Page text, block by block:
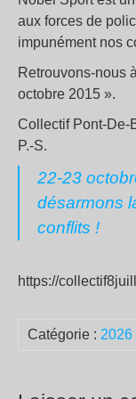
aux forces de
impunément nos
Retrouvons-nous
octobre 2015 ».
Collectif Pont-De-
P.-S.
22-23
désarmons
conflits !
https://
Catégorie : 2026